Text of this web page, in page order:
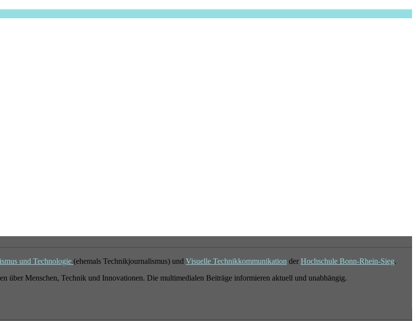
und Technologie (ehemals Technikjournalismus) und Visuelle Technikkommunikation der Hochschule Bonn-Rhein-Sieg.
über Menschen, Technik und Innovationen. Die multimedialen Beiträge informieren aktuell und unabhängig.